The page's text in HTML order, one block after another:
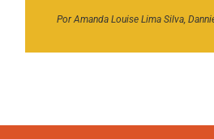
PorAmanda Louise Lima Silva,